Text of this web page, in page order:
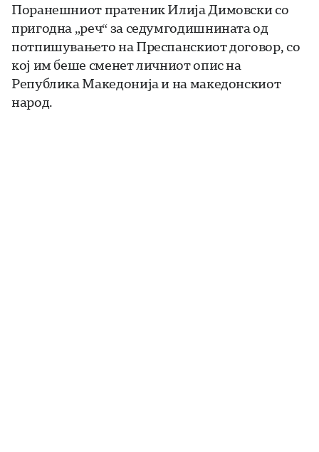
Поранешниот пратеник Илија Димовски со
пригодна „реч“ за седумгодишнината од
потпишувањето на Преспанскиот договор, со
кој им беше сменет личниот опис на
Република Македонија и на македонскиот
народ.